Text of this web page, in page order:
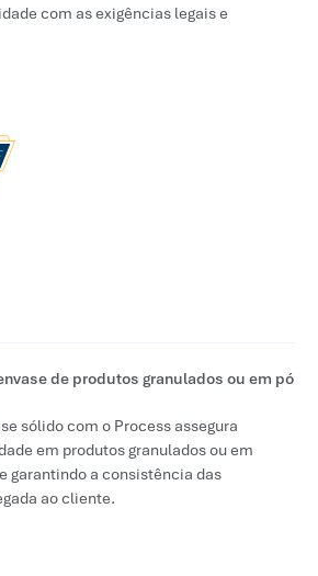
com as exigências legais e
de produtos granulados ou em pó
sólido com o Process assegura
em produtos granulados ou em
garantindo a consistência das
ao cliente.